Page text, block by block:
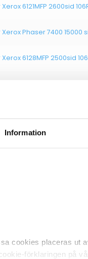
Information
cookies placeras ut
förklaringen på
6121MFP 2600sid
Phaser 7400 15000
6128MFP 2500sid
6121MFP 2600sid
Xerox WC 3210 4100sid